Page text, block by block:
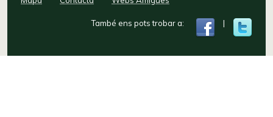
També ens pots trobar a: |